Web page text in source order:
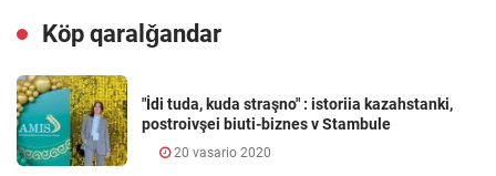
Köp qaralǧandar
"İdi tuda, kuda straşno" : istoriia kazahstanki,
postroivşei biuti-biznes v Stambule
20 vasario 2020